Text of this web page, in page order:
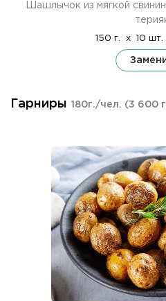
Шашлычок из мягкой
150 г. x 10 шт.
Гарниры 180г./чел. (3 600